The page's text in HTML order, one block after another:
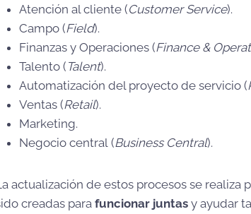
Atención al cliente (Customer Service).
Campo (Field).
Finanzas y Operaciones (Finance &
Talento ( Talent).
Automatización del proyecto de servicio (
Ventas (Retail).
Marketing.
Negocio central (Business Central).
actualización de estos procesos se realiza
creadas para funcionar juntas y ayudar